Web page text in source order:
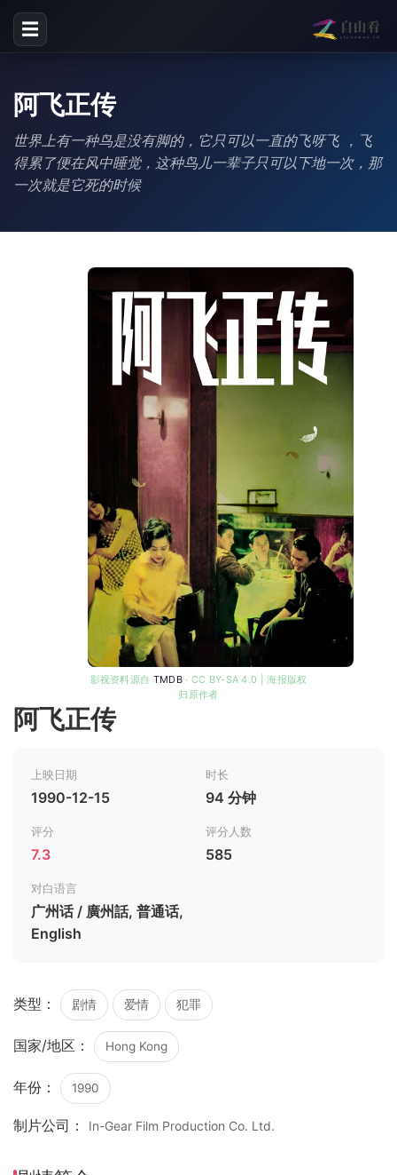
☰
阿飞正传
世界上有一种鸟是没有脚的，它只可以一直的飞呀飞 ，飞
得累了便在风中睡觉，这种鸟儿一辈子只可以下地一次，那
一次就是它死的时候
影视资料源自 TMDB· CC BY-SA 4.0 | 海报版权
归原作者
阿飞正传
上映日期
1990-12-15
时长
94 分钟
评分
7.3
评分人数
585
对白语言
广州话 / 廣州話, 普通话,
English
类型： 剧情 爱情 犯罪
国家/地区： Hong Kong
年份： 1990
制片公司： In-Gear Film Production Co. Ltd.